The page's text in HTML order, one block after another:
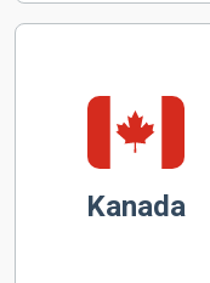
Kanada